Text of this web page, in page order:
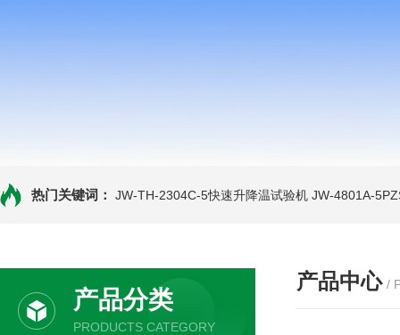
热门关键词： JW-TH-2304C-5快速升降温试验机 JW-4801A-
产品分类
PRODUCTS CATEGORY
产品中心 /